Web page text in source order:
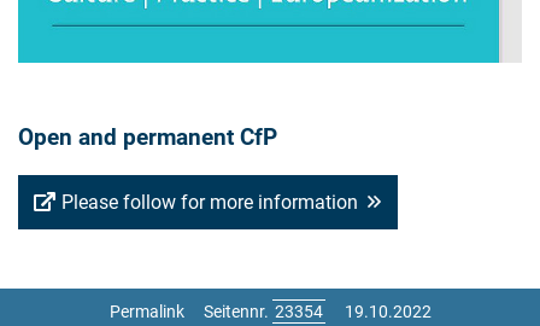
Open and permanent CfP
Please follow for more information
Permalink Seitennr. 19.10.2022